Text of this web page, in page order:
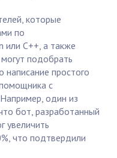
которые
по
или C++, а также
подобрать
простого
с
один из
бот, разработанный
увеличить
что подтвердили